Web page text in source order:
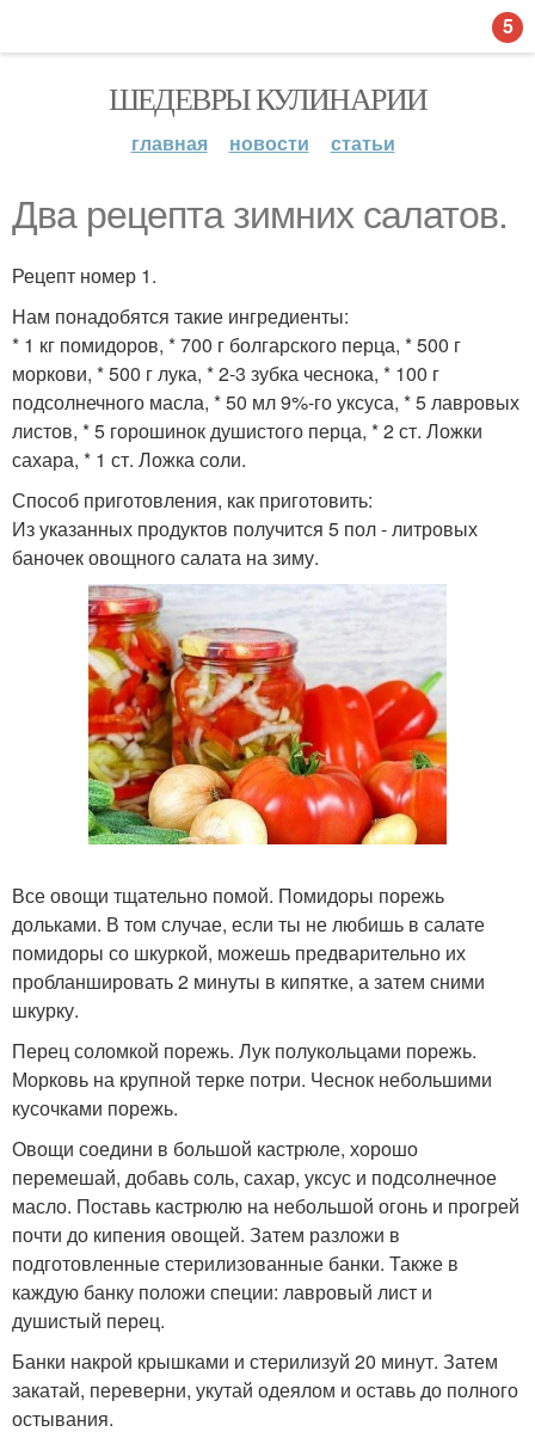
ШЕДЕВРЫ КУЛИНАРИИ
главная новости статьи
Два рецепта зимних салатов.
Рецепт номер 1.
Нам понадобятся такие ингредиенты:
* 1 кг помидоров, * 700 г болгарского перца, * 500 г
моркови, * 500 г лука, * 2-3 зубка чеснока, * 100 г
подсолнечного масла, * 50 мл 9%-го уксуса, * 5 лавровых
листов, * 5 горошинок душистого перца, * 2 ст. Ложки
сахара, * 1 ст. Ложка соли.
Способ приготовления, как приготовить:
Из указанных продуктов получится 5 пол - литровых
баночек овощного салата на зиму.
Все овощи тщательно помой. Помидоры порежь
дольками. В том случае, если ты не любишь в салате
помидоры со шкуркой, можешь предварительно их
пробланшировать 2 минуты в кипятке, а затем сними
шкурку.
Перец соломкой порежь. Лук полукольцами порежь.
Морковь на крупной терке потри. Чеснок небольшими
кусочками порежь.
Овощи соедини в большой кастрюле, хорошо
перемешай, добавь соль, сахар, уксус и подсолнечное
масло. Поставь кастрюлю на небольшой огонь и прогрей
почти до кипения овощей. Затем разложи в
подготовленные стерилизованные банки. Также в
каждую банку положи специи: лавровый лист и
душистый перец.
Банки накрой крышками и стерилизуй 20 минут. Затем
закатай, переверни, укутай одеялом и оставь до полного
остывания.
5